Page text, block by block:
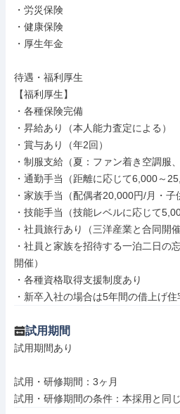
・労災保険
・健康保険
・厚生年金
待遇・福利厚生
【福利厚生】
・各種保険完備
・昇給あり（本人能力査定による）
・賞与あり（年2回）
・制服支給（夏：ファン着き空調服
・通勤手当（距離に応じて6,000～
・家族手当（配偶者20,000円/月・子
・技能手当（技能レベルに応じて
・社員旅行あり（三洋産業と合同開催
・社員と家族を招待する一泊二日の
開催）
・各種資格取得支援制度あり
・新卒入社の場合は5年間の借上げ
試用期間
試用期間あり
試用・研修期間：3ヶ月